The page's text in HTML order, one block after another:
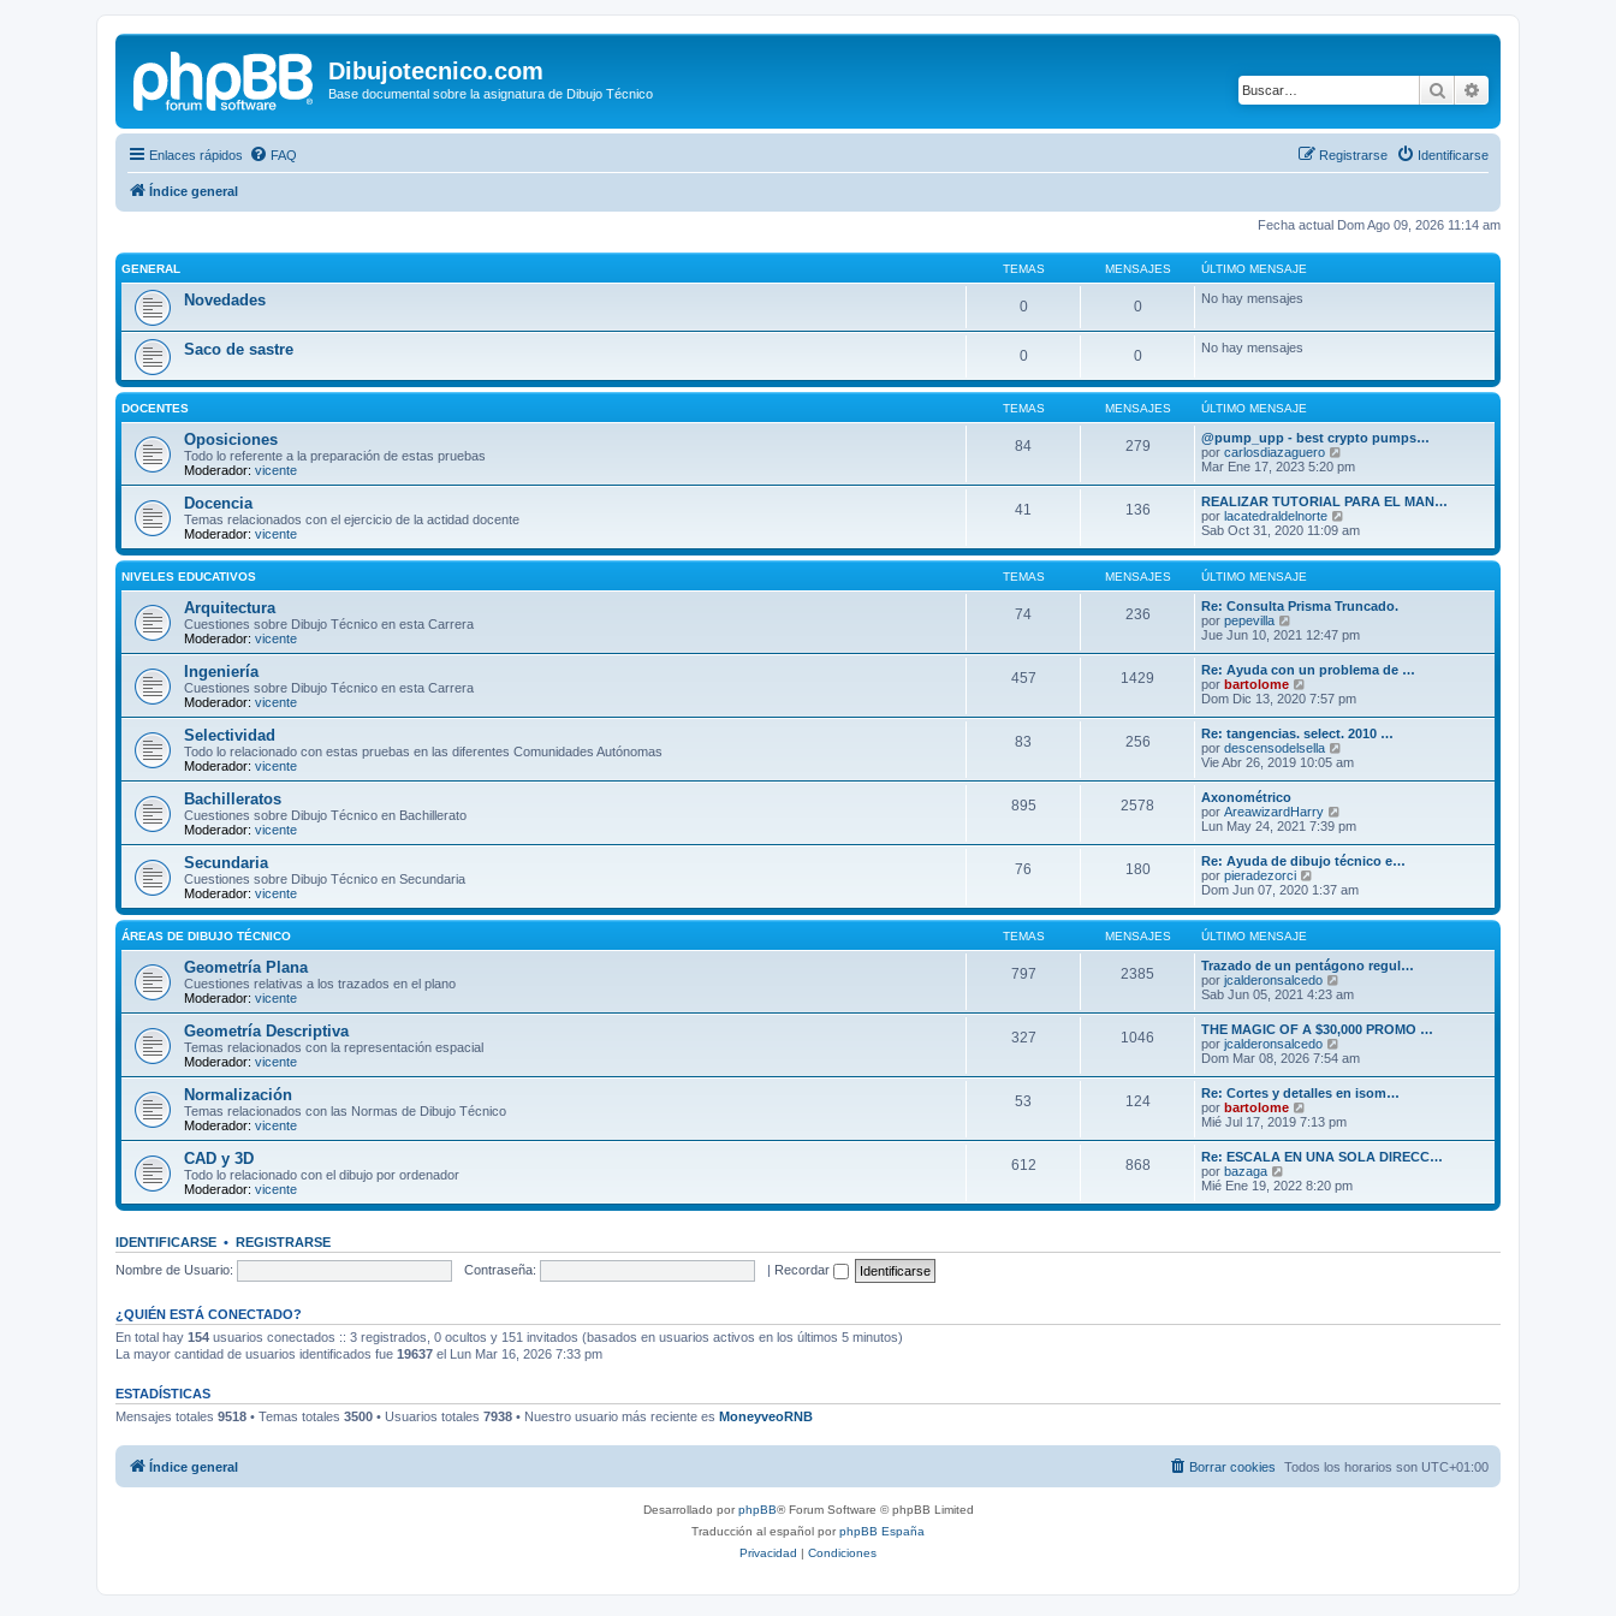
Dibujotecnico.com
Base documental sobre la asignatura de Dibujo Técnico Buscar
Enlaces rápidos FAQ Identificarse
Registrarse
Índice general
Fecha actual Dom Ago 09, 2026 11:14 am
GENERAL TEMAS MENSAJES ÚLTIMO MENSAJE
Novedades 0 0 No hay mensajes
Saco de sastre 0 0 No hay mensajes
DOCENTES TEMAS MENSAJES ÚLTIMO MENSAJE
Oposiciones
Todo lo referente a la preparación de estas pruebas
Moderador: vicente
84 279
@pump_upp - best crypto pumps…
por carlosdiazaguero
e
ú
l
t
i
m
o
e
n
a
j
e
Mar Ene 17, 2023 5:20 pm
Docencia
Temas relacionados con el ejercicio de la actidad docente
Moderador: vicente
41 136
REALIZAR TUTORIAL PARA EL MAN…
por lacatedraldelnorte
e
ú
i
m
o
m
e
n
a
j
e
Sab Oct 31, 2020 11:09 am
NIVELES EDUCATIVOS TEMAS MENSAJES ÚLTIMO MENSAJE
Arquitectura
Cuestiones sobre Dibujo Técnico en esta Carrera
Moderador: vicente
74 236
Re: Consulta Prisma Truncado.
por pepevilla
e
l
t
i
m
o
m
e
n
a
j
e
Jue Jun 10, 2021 12:47 pm
Ingeniería
Cuestiones sobre Dibujo Técnico en esta Carrera
Moderador: vicente
457 1429
Re: Ayuda con un problema de …
por bartolome
e
l
t
i
m
m
e
n
s
a
j
e
Dom Dic 13, 2020 7:57 pm
Selectividad
Todo lo relacionado con estas pruebas en las diferentes Comunidades Autónomas
Moderador: vicente
83 256
Re: tangencias. select. 2010 …
por descensodelsella
e
i
m
o
e
n
s
j
e
Vie Abr 26, 2019 10:05 am
Bachilleratos
Cuestiones sobre Dibujo Técnico en Bachillerato
Moderador: vicente
895 2578
Axonométrico
por AreawizardHarry
e
ú
l
i
m
o
e
n
a
j
e
Lun May 24, 2021 7:39 pm
Secundaria
Cuestiones sobre Dibujo Técnico en Secundaria
Moderador: vicente
76 180
Re: Ayuda de dibujo técnico e…
por pieradezorci
e
ú
i
m
o
m
e
n
s
a
j
e
Dom Jun 07, 2020 1:37 am
ÁREAS DE DIBUJO TÉCNICO TEMAS MENSAJES ÚLTIMO MENSAJE
Geometría Plana
Cuestiones relativas a los trazados en el plano
Moderador: vicente
797 2385
Trazado de un pentágono regul…
por jcalderonsalcedo
e
ú
l
i
m
o
e
n
s
a
j
e
Sab Jun 05, 2021 4:23 am
Geometría Descriptiva
Temas relacionados con la representación espacial
Moderador: vicente
327 1046
THE MAGIC OF A $30,000 PROMO …
por jcalderonsalcedo
e
l
i
m
o
e
n
s
Dom Mar 08, 2026 7:54 am
Normalización
Temas relacionados con las Normas de Dibujo Técnico
Moderador: vicente
53 124
Re: Cortes y detalles en isom…
por bartolome
e
ú
l
t
i
m
e
e
Mié Jul 17, 2019 7:13 pm
CAD y 3D
Todo lo relacionado con el dibujo por ordenador
Moderador: vicente
612 868
Re: ESCALA EN UNA SOLA DIRECC…
por bazaga
e
ú
i
n
Mié Ene 19, 2022 8:20 pm
IDENTIFICARSE • REGISTRARSE
Nombre de Usuario:
Contraseña: | Recordar
¿QUIÉN ESTÁ CONECTADO?
En total hay 154 usuarios conectados :: 3 registrados, 0 ocultos y 151 invitados (basados en usuarios activos en los últimos 5 minutos)
La mayor cantidad de usuarios identificados fue 19637 el Lun Mar 16, 2026 7:33 pm
ESTADÍSTICAS
Mensajes totales 9518 • Temas totales 3500 • Usuarios totales 7938 • Nuestro usuario más reciente es MoneyveoRNB
Índice general Todos los horarios son UTC+01:00
Borrar cookies
Desarrollado porphpBB® Forum Software © phpBB Limited
Traducción al español porphpBB España
Privacidad | Condiciones